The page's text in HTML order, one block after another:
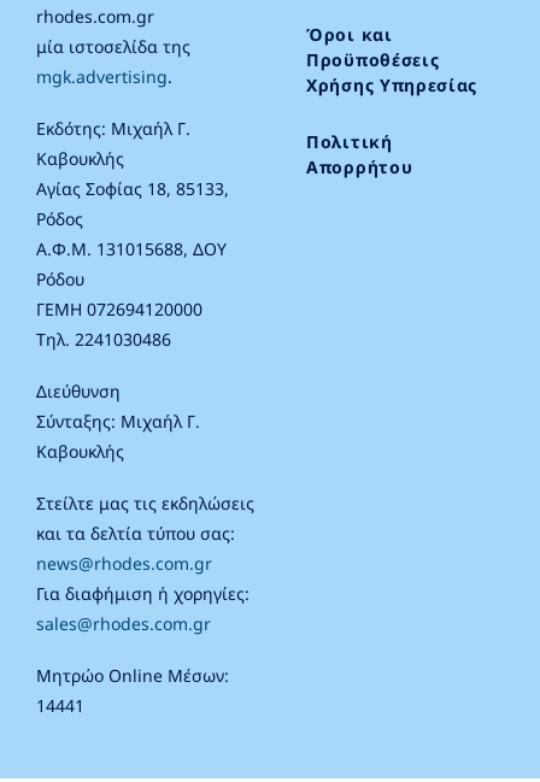
rhodes.com.gr
μία ιστοσελίδα της
mgk.advertising.
Εκδότης: Μιχαήλ Γ.
Καβουκλής
Αγίας Σοφίας 18, 85133,
Ρόδος
Α.Φ.Μ. 131015688, ΔΟΥ
Ρόδου
ΓΕΜΗ 072694120000
Τηλ. 2241030486
Διεύθυνση
Σύνταξης: Μιχαήλ Γ.
Καβουκλής
Στείλτε μας τις εκδηλώσεις
και τα δελτία τύπου σας:
news@rhodes.com.gr
Για διαφήμιση ή χορηγίες:
sales@rhodes.com.gr
Μητρώο Online Μέσων:
14441
Όροι και
Προϋποθέσεις
Χρήσης Υπηρεσίας
Πολιτική
Απορρήτου